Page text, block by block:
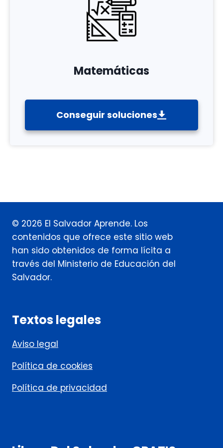
Matemáticas
Conseguir soluciones
© 2026 El Salvador Aprende. Los
contenidos que ofrece este sitio web
han sido obtenidos de forma lícita a
través del Ministerio de Educación del
Salvador.
Textos legales
Aviso legal
Política de cookies
Política de privacidad